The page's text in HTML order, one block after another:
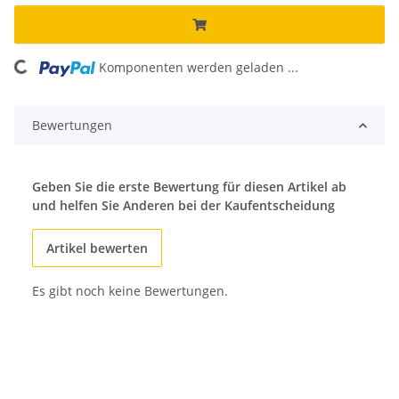
Loading... Komponenten werden geladen ...
Bewertungen
Geben Sie die erste Bewertung für diesen Artikel ab
und helfen Sie Anderen bei der Kaufentscheidung
Artikel bewerten
Es gibt noch keine Bewertungen.